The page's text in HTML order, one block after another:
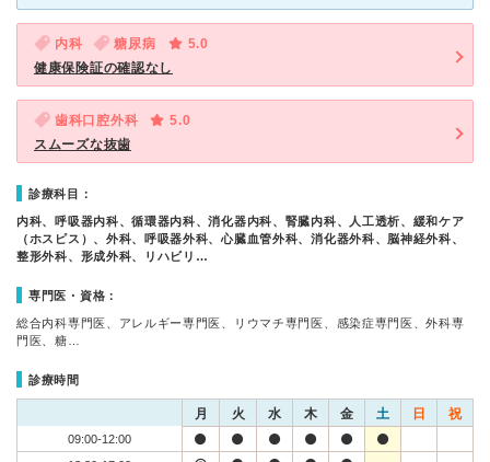
内科 糖尿病
5.0
健康保険証の確認なし
歯科口腔外科
5.0
スムーズな抜歯
診療科目：
内科、呼吸器内科、循環器内科、消化器内科、腎臓内科、人工透析、緩和ケア
（ホスピス）、外科、呼吸器外科、心臓血管外科、消化器外科、脳神経外科、
整形外科、形成外科、リハビリ…
専門医・資格：
総合内科専門医、アレルギー専門医、リウマチ専門医、感染症専門医、外科専
門医、糖…
診療時間
月 火 水 木 金 土 日 祝
09:00-12:00